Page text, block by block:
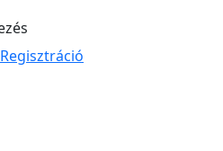
Regisztráció